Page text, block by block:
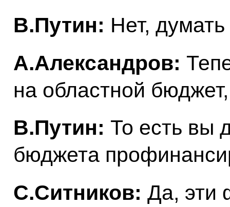
В.Путин: Нет,
А.Александров:
на областной
В.Путин: То есть вы
бюджета
С.Ситников: Да, эти